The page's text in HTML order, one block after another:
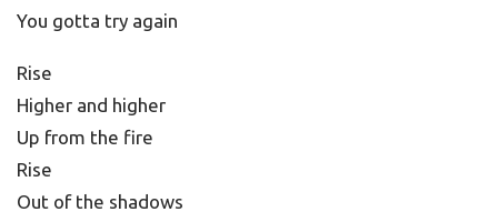
You gotta try again
Rise
Higher and higher
Up from the fire
Rise
Out of the shadows